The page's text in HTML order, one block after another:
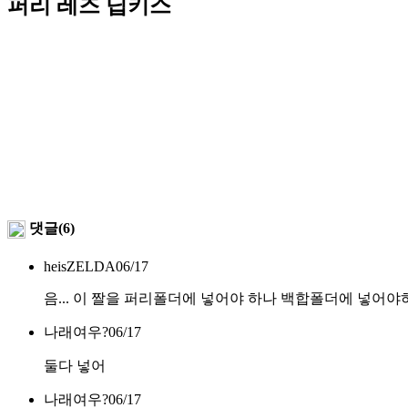
퍼리 레즈 딥키스
댓글(6)
heisZELDA06/17
음... 이 짤을 퍼리폴더에 넣어야 하나 백합폴더에 넣어야
나래여우?06/17
둘다 넣어
나래여우?06/17